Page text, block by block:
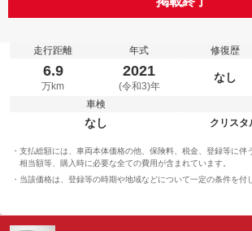
走行距離
6.9
万km
年式
2021
(令和3)年
修復歴
なし
車検
なし
クリスタ
支払総額には、車両本体価格の他、保険料、税金、登録等に伴
相当額等、購入時に必要な全ての費用が含まれています。
当該価格は、登録等の時期や地域などについて一定の条件を付